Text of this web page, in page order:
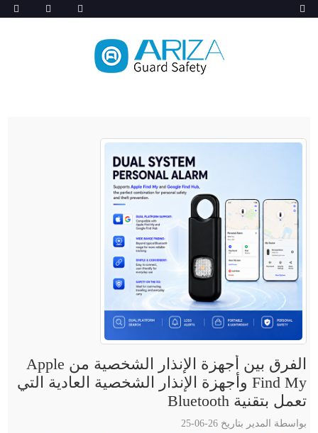
الفرق بين أجهزة الإنذار الشخصية من Apple
Find My وأجهزة الإنذار الشخصية العادية التي
تعمل بتقنية Bluetooth
بواسطة المدير بتاريخ 26-06-25